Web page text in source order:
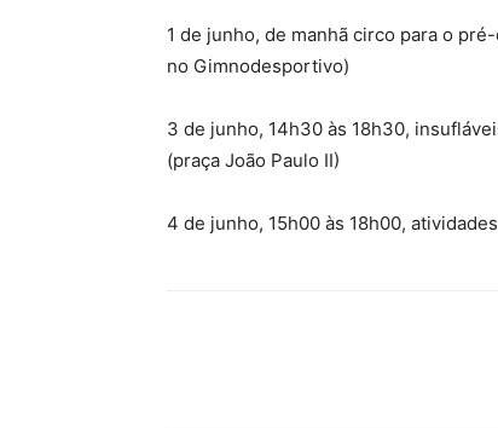
1 de junho, de manhã circo para o
no Gimnodesportivo)
3 de junho, 14h30 às 18h30,
(praça João Paulo II)
4 de junho, 15h00 às 18h00,